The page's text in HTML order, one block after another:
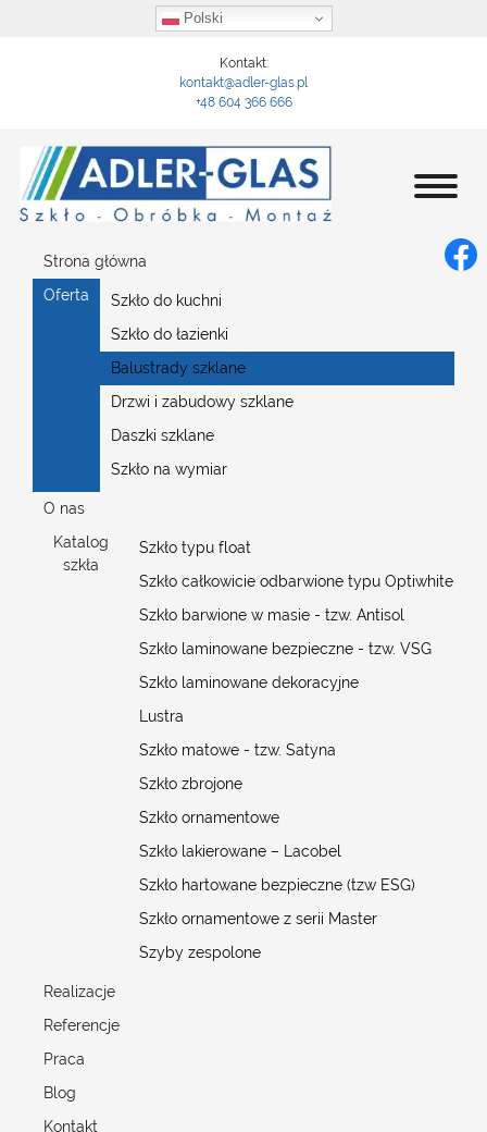
Polski
Kontakt:
kontakt@adler-glas.pl
+48 604 366 666
Strona główna
Oferta
Szkło do kuchni
Szkło do łazienki
Balustrady szklane
Drzwi i zabudowy szklane
Daszki szklane
Szkło na wymiar
O nas
Katalog
szkła
Szkło typu float
Szkło całkowicie odbarwione typu Optiwhite
Szkło barwione w masie - tzw. Antisol
Szkło laminowane bezpieczne - tzw. VSG
Szkło laminowane dekoracyjne
Lustra
Szkło matowe - tzw. Satyna
Szkło zbrojone
Szkło ornamentowe
Szkło lakierowane – Lacobel
Szkło hartowane bezpieczne (tzw ESG)
Szkło ornamentowe z serii Master
Szyby zespolone
Realizacje
Referencje
Praca
Blog
Kontakt